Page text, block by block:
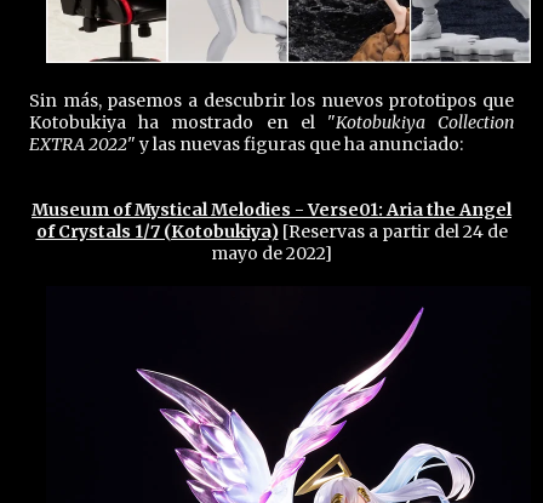
Sin más, pasemos a descubrir los nuevos prototipos que
Kotobukiya ha mostrado en el "Kotobukiya Collection
EXTRA 2022" y las nuevas figuras que ha anunciado:
Museum of Mystical Melodies - Verse01: Aria the Angel
of Crystals 1/7 (Kotobukiya)[Reservas a partir del 24 de
mayo de 2022]